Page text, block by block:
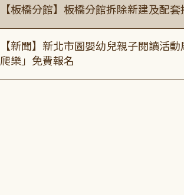
【板橋分館】板橋分館拆除新建及配套
【新聞】新北市圖嬰幼兒親子閱讀活
爬樂」免費報名